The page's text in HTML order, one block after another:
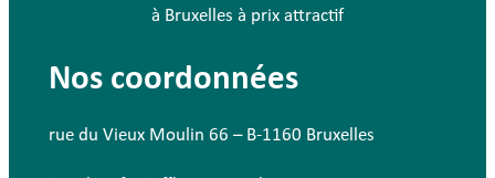
à Bruxelles à prix attractif
Nos coordonnées
rue du Vieux Moulin 66 – B-1160 Bruxelles